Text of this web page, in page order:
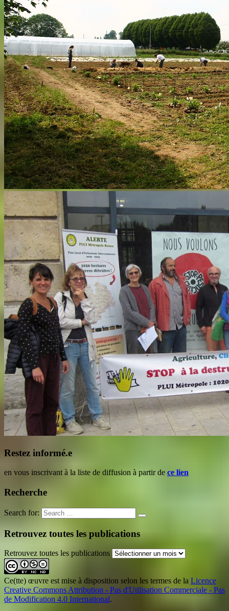
Restez informé.e
en vous inscrivant à la liste de diffusion à partir de ce lien
Recherche
Search for:
Retrouvez toutes les publications
Retrouvez toutes les publications
Ce(tte) œuvre est mise à disposition selon les termes de la Licence
Creative Commons Attribution - Pas d'Utilisation Commerciale - Pas
de Modification 4.0 International.